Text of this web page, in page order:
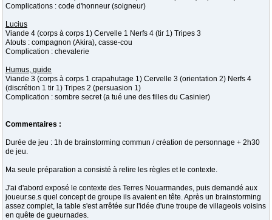
Complications : code d'honneur (soigneur)
Lucius
Viande 4 (corps à corps 1) Cervelle 1 Nerfs 4 (tir 1) Tripes 3
Atouts : compagnon (Akira), casse-cou
Complication : chevalerie
Humus, guide
Viande 3 (corps à corps 1 crapahutage 1) Cervelle 3 (orientation 2) Nerfs 4
(discrétion 1 tir 1) Tripes 2 (persuasion 1)
Complication : sombre secret (a tué une des filles du Casinier)
Commentaires :
Durée de jeu : 1h de brainstorming commun / création de personnage + 2h30
de jeu.
Ma seule préparation a consisté à relire les règles et le contexte.
J'ai d'abord exposé le contexte des Terres Nouarmandes, puis demandé aux
joueur.se.s quel concept de groupe ils avaient en tête. Après un brainstorming
assez complet, la table s'est arrêtée sur l'idée d'une troupe de villageois voisins
en quête de gueurnades.